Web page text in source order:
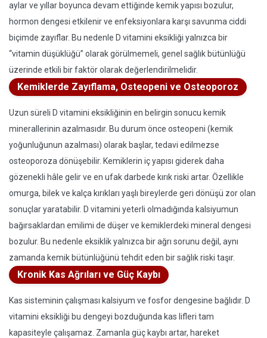
aylar ve yıllar boyunca devam ettiğinde kemik yapısı bozulur,
hormon dengesi etkilenir ve enfeksiyonlara karşı savunma ciddi
biçimde zayıflar. Bu nedenle D vitamini eksikliği yalnızca bir
“vitamin düşüklüğü” olarak görülmemeli, genel sağlık bütünlüğü
üzerinde etkili bir faktör olarak değerlendirilmelidir.
Kemiklerde Zayıflama, Osteopeni ve Osteoporoz
Uzun süreli D vitamini eksikliğinin en belirgin sonucu kemik
minerallerinin azalmasıdır. Bu durum önce osteopeni (kemik
yoğunluğunun azalması) olarak başlar, tedavi edilmezse
osteoporoza dönüşebilir. Kemiklerin iç yapısı giderek daha
gözenekli hâle gelir ve en ufak darbede kırık riski artar. Özellikle
omurga, bilek ve kalça kırıkları yaşlı bireylerde geri dönüşü zor olan
sonuçlar yaratabilir. D vitamini yeterli olmadığında kalsiyumun
bağırsaklardan emilimi de düşer ve kemiklerdeki mineral dengesi
bozulur. Bu nedenle eksiklik yalnızca bir ağrı sorunu değil, aynı
zamanda kemik bütünlüğünü tehdit eden bir sağlık riski taşır.
Kronik Kas Ağrıları ve Güç Kaybı
Kas sisteminin çalışması kalsiyum ve fosfor dengesine bağlıdır. D
vitamini eksikliği bu dengeyi bozduğunda kas lifleri tam
kapasiteyle çalışamaz. Zamanla güç kaybı artar, hareket